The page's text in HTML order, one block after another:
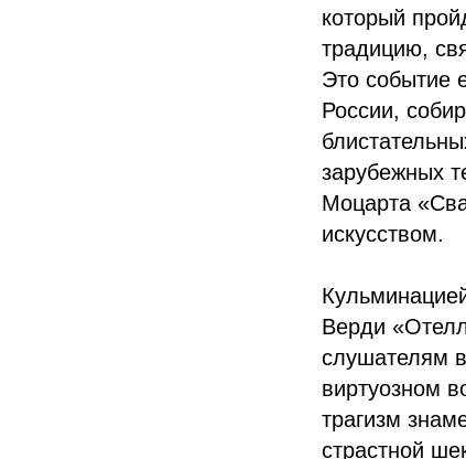
который
традицию,
Это событие
России,
зарубежных
Моцарта
искусством.
Верди
слушателям
виртуозном
трагизм
страстной